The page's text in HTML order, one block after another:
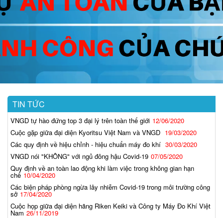
TIN TỨC
VNGD tự hào đứng top 3 đại lý trên toàn thế giới 12/06/2020
Cuộc gặp giữa đại diện Kyoritsu Việt Nam và VNGD 19/03/2020
Các quy định về hiệu chỉnh - hiệu chuẩn máy đo khí 30/03/2020
VNGD nói "KHÔNG" với ngủ đông hậu Covid-19 07/05/2020
Quy định về an toàn lao động khi làm việc trong không gian hạn
chế 10/04/2020
Các biện pháp phòng ngừa lây nhiễm Covid-19 trong môi trường công
sở 17/04/2020
Cuộc họp giữa đại diện hãng Riken Keiki và Công ty Máy Đo Khí Việt
Nam 26/11/2019